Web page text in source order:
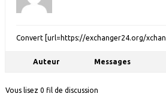
Convert [url=https://exchanger24.org/
Auteur Messages
Vous lisez 0 fil de discussion